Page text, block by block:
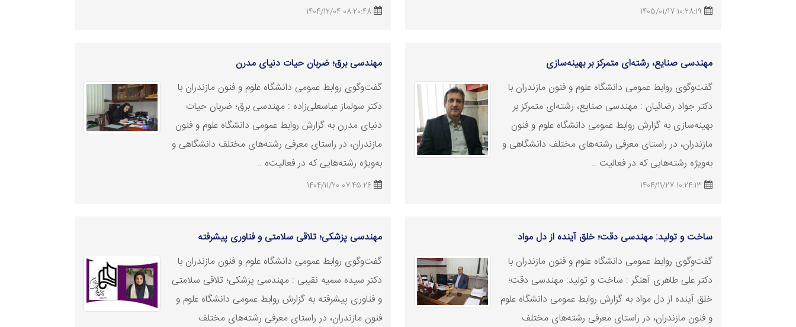
10:28:19 1405/01/17
08:20:48 1404/12/04
مهندسی صنایع، رشته‌ای متمرکز بر بهینه‌سازی
گفت‌وگوی روابط عمومی دانشگاه علوم و فنون مازندران با
دکتر جواد رضائیان : مهندسی صنایع، رشته‌ای متمرکز بر
بهینه‌سازی به گزارش روابط عمومی دانشگاه علوم و فنون
مازندران، در راستای معرفی رشته‌های مختلف دانشگاهی و
به‌ویژه رشته‌هایی که در فعالیت ..
10:24:13 1404/11/27
مهندسی برق؛ ضربان حیات دنیای مدرن
گفت‌وگوی روابط عمومی دانشگاه علوم و فنون مازندران با
دکتر سولماز عباسعلی‌زاده : مهندسی برق؛ ضربان حیات
دنیای مدرن به گزارش روابط عمومی دانشگاه علوم و فنون
مازندران، در راستای معرفی رشته‌های مختلف دانشگاهی و
به‌ویژه رشته‌هایی که در فعالیت‌ه ..
07:45:26 1404/11/20
ساخت و تولید: مهندسی دقت؛ خلق آینده از دل مواد
گفت‌وگوی روابط عمومی دانشگاه علوم و فنون مازندران با
دکتر علی طاهری آهنگر : ساخت و تولید: مهندسی دقت؛
خلق آینده از دل مواد به گزارش روابط عمومی دانشگاه علوم
و فنون مازندران، در راستای معرفی رشته‌های مختلف
مهندسی پزشکی؛ تلاقی سلامتی و فناوری پیشرفته
گفت‌وگوی روابط عمومی دانشگاه علوم و فنون مازندران با
دکتر سیده سمیه نقیبی : مهندسی پزشکی؛ تلاقی سلامتی
و فناوری پیشرفته به گزارش روابط عمومی دانشگاه علوم و
فنون مازندران، در راستای معرفی رشته‌های مختلف